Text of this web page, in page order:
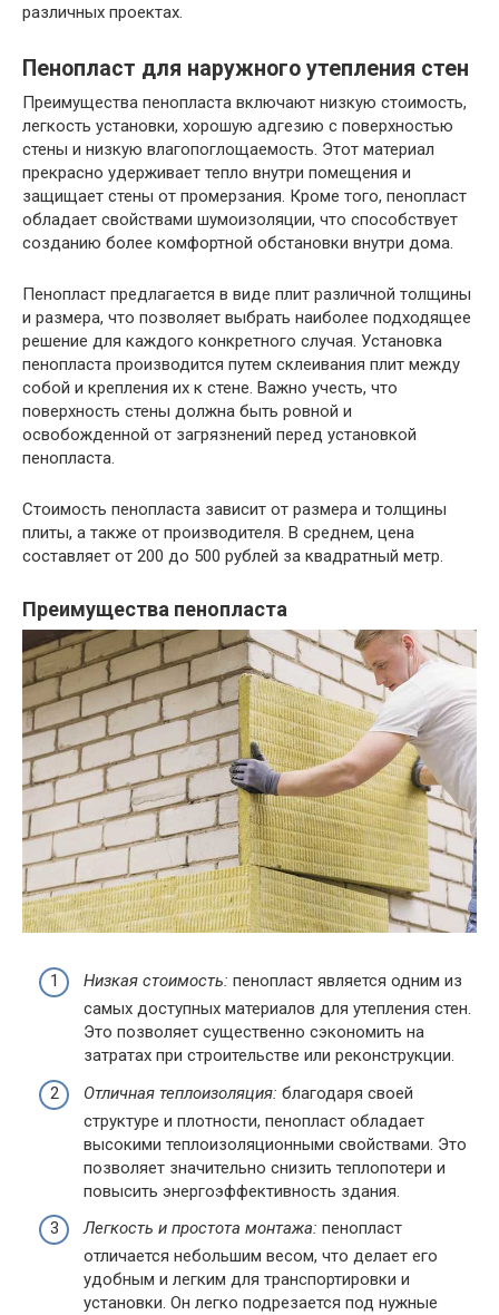
различных проектах.
Пенопласт для наружного утепления стен
Преимущества пенопласта включают низкую стоимость,
легкость установки, хорошую адгезию с поверхностью
стены и низкую влагопоглощаемость. Этот материал
прекрасно удерживает тепло внутри помещения и
защищает стены от промерзания. Кроме того, пенопласт
обладает свойствами шумоизоляции, что способствует
созданию более комфортной обстановки внутри дома.
Пенопласт предлагается в виде плит различной толщины
и размера, что позволяет выбрать наиболее подходящее
решение для каждого конкретного случая. Установка
пенопласта производится путем склеивания плит между
собой и крепления их к стене. Важно учесть, что
поверхность стены должна быть ровной и
освобожденной от загрязнений перед установкой
пенопласта.
Стоимость пенопласта зависит от размера и толщины
плиты, а также от производителя. В среднем, цена
составляет от 200 до 500 рублей за квадратный метр.
Преимущества пенопласта
Низкая стоимость: пенопласт является одним из
самых доступных материалов для утепления стен.
Это позволяет существенно сэкономить на
затратах при строительстве или реконструкции.
Отличная теплоизоляция: благодаря своей
структуре и плотности, пенопласт обладает
высокими теплоизоляционными свойствами. Это
позволяет значительно снизить теплопотери и
повысить энергоэффективность здания.
Легкость и простота монтажа: пенопласт
отличается небольшим весом, что делает его
удобным и легким для транспортировки и
установки. Он легко подрезается под нужные